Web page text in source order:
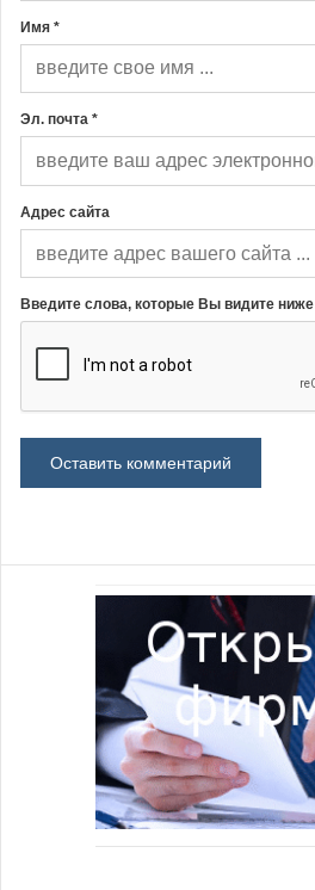
Имя *
Эл. почта *
Адрес сайта
Введите слова, которые Вы видите ниже